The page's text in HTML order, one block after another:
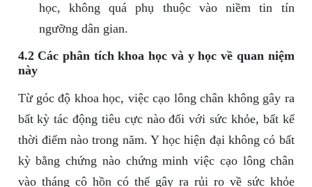
học, không quá phụ thuộc vào niềm tin tín
ngưỡng dân gian.
4.2 Các phân tích khoa học và y học về quan niệm
này
Từ góc độ khoa học, việc cạo lông chân không gây ra
bất kỳ tác động tiêu cực nào đối với sức khỏe, bất kể
thời điểm nào trong năm. Y học hiện đại không có bất
kỳ bằng chứng nào chứng minh việc cạo lông chân
vào tháng cô hồn có thể gây ra rủi ro về sức khỏe